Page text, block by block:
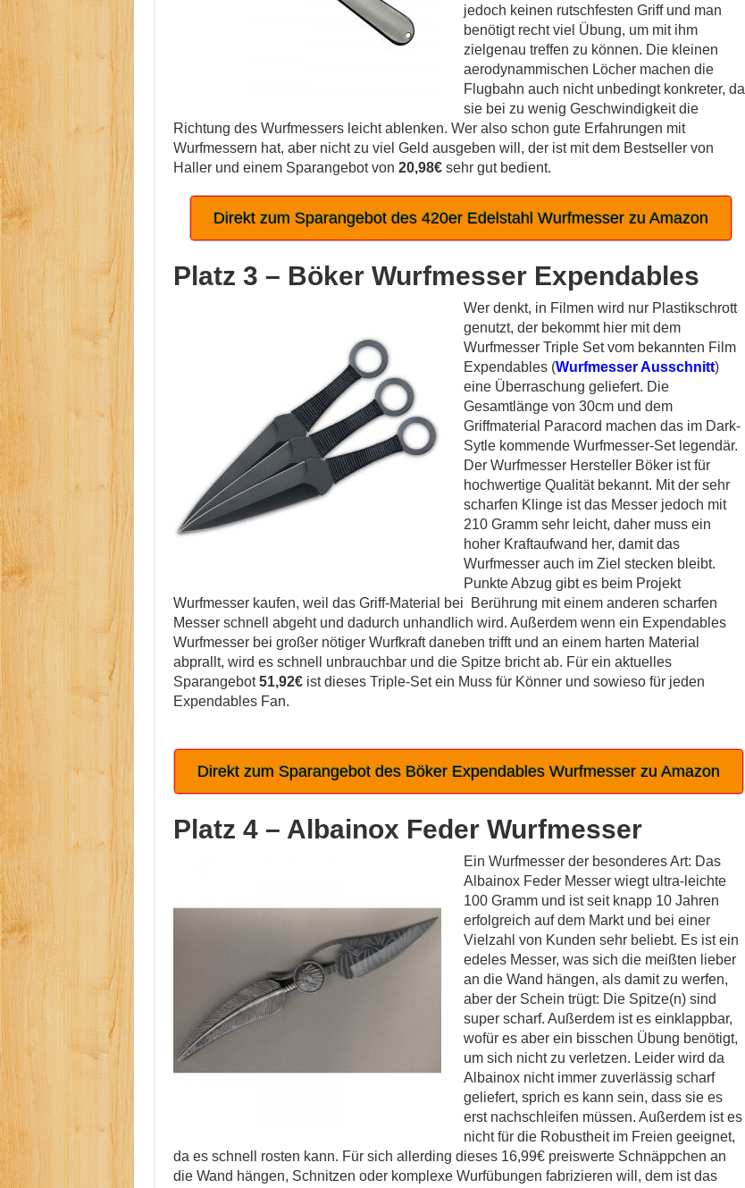
jedoch keinen rutschfesten Griff und man
benötigt recht viel Übung, um mit ihm
zielgenau treffen zu können. Die kleinen
aerodynammischen Löcher machen die
Flugbahn auch nicht unbedingt konkreter, da
sie bei zu wenig Geschwindigkeit die
Richtung des Wurfmessers leicht ablenken. Wer also schon gute Erfahrungen mit
Wurfmessern hat, aber nicht zu viel Geld ausgeben will, der ist mit dem Bestseller von
Haller und einem Sparangebot von 20,98€sehr gut bedient.
Direkt zum Sparangebot des 420er Edelstahl Wurfmesser zu Amazon
Platz 3 – Böker Wurfmesser Expendables
Wer denkt, in Filmen wird nur Plastikschrott
genutzt, der bekommt hier mit dem
Wurfmesser Triple Set vom bekannten Film
Expendables (Wurfmesser Ausschnitt)
eine Überraschung geliefert. Die
Gesamtlänge von 30cm und dem
Griffmaterial Paracord machen das im Dark-
Sytle kommende Wurfmesser-Set legendär.
Der Wurfmesser Hersteller Böker ist für
hochwertige Qualität bekannt. Mit der sehr
scharfen Klinge ist das Messer jedoch mit
210 Gramm sehr leicht, daher muss ein
hoher Kraftaufwand her, damit das
Wurfmesser auch im Ziel stecken bleibt.
Punkte Abzug gibt es beim Projekt
Wurfmesser kaufen, weil das Griff-Material bei Berührung mit einem anderen scharfen
Messer schnell abgeht und dadurch unhandlich wird. Außerdem wenn ein Expendables
Wurfmesser bei großer nötiger Wurfkraft daneben trifft und an einem harten Material
abprallt, wird es schnell unbrauchbar und die Spitze bricht ab. Für ein aktuelles
Sparangebot51,92€ist dieses Triple-Set ein Muss für Könner und sowieso für jeden
Expendables Fan.
Direkt zum Sparangebot des Böker Expendables Wurfmesser zu Amazon
Platz 4 – Albainox Feder Wurfmesser
Ein Wurfmesser der besonderes Art: Das
Albainox Feder Messer wiegt ultra-leichte
100 Gramm und ist seit knapp 10 Jahren
erfolgreich auf dem Markt und bei einer
Vielzahl von Kunden sehr beliebt. Es ist ein
edeles Messer, was sich die meißten lieber
an die Wand hängen, als damit zu werfen,
aber der Schein trügt: Die Spitze(n) sind
super scharf. Außerdem ist es einklappbar,
wofür es aber ein bisschen Übung benötigt,
um sich nicht zu verletzen. Leider wird da
Albainox nicht immer zuverlässig scharf
geliefert, sprich es kann sein, dass sie es
erst nachschleifen müssen. Außerdem ist es
nicht für die Robustheit im Freien geeignet,
da es schnell rosten kann. Für sich allerding dieses 16,99€ preiswerte Schnäppchen an
die Wand hängen, Schnitzen oder komplexe Wurfübungen fabrizieren will, dem ist das